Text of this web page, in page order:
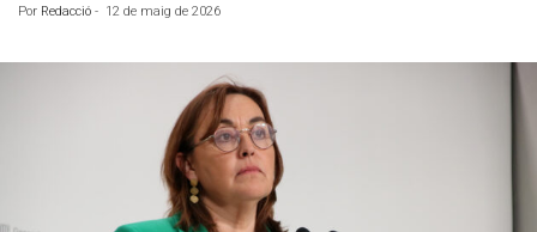
Por Redacció - 12 de maig de 2026